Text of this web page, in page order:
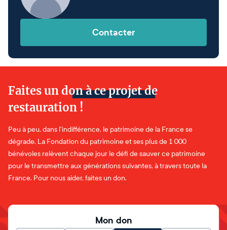
Contacter
Faites un don à ce projet de
restauration !
Peu à peu, dans l'indifférence, le patrimoine de la France se
dégrade. La Fondation du patrimoine et ses plus de 1 000
bénévoles relèvent chaque jour le défi de sauver ce patrimoine
pour le transmettre aux générations suivantes, à travers toute la
France. Pour nous aider, faites un don.
Mon don